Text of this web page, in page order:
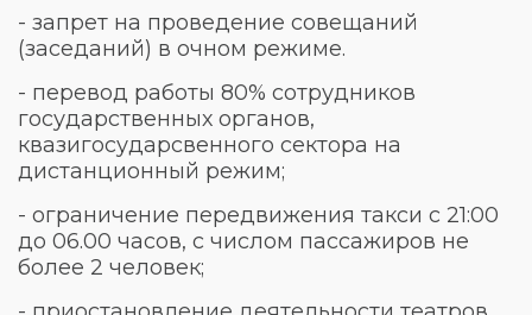
- запрет на проведение совещаний
(заседаний) в очном режиме.
- перевод работы 80% сотрудников
государственных органов,
квазигосударсвенного сектора на
дистанционный режим;
- ограничение передвижения такси с 21:00
до 06.00 часов, с числом пассажиров не
более 2 человек;